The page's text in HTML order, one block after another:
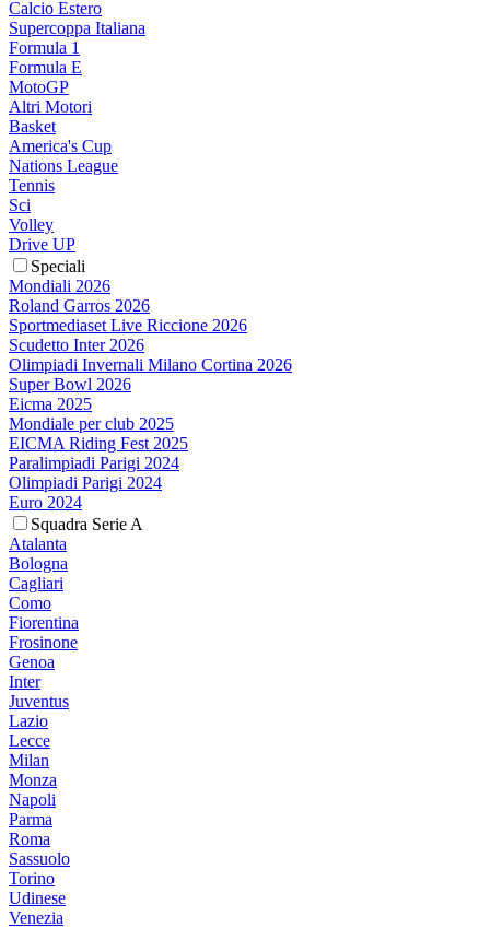
Calcio Estero
Supercoppa Italiana
Formula 1
Formula E
MotoGP
Altri Motori
Basket
America's Cup
Nations League
Tennis
Sci
Volley
Drive UP
Speciali
Mondiali 2026
Roland Garros 2026
Sportmediaset Live Riccione 2026
Scudetto Inter 2026
Olimpiadi Invernali Milano Cortina 2026
Super Bowl 2026
Eicma 2025
Mondiale per club 2025
EICMA Riding Fest 2025
Paralimpiadi Parigi 2024
Olimpiadi Parigi 2024
Euro 2024
Squadra Serie A
Atalanta
Bologna
Cagliari
Como
Fiorentina
Frosinone
Genoa
Inter
Juventus
Lazio
Lecce
Milan
Monza
Napoli
Parma
Roma
Sassuolo
Torino
Udinese
Venezia